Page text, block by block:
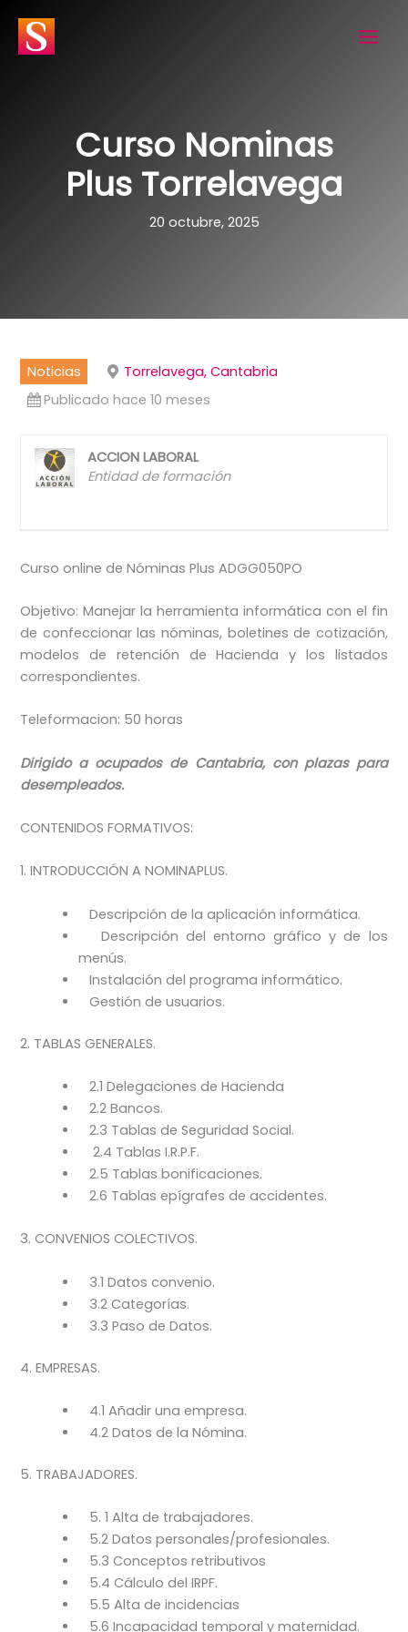
contenido
Curso Nominas
Plus Torrelavega
20 octubre, 2025
Noticias
Torrelavega, Cantabria
Publicado hace 10 meses
ACCION LABORAL
Entidad de formación
Curso online de Nóminas Plus ADGG050PO
Objetivo: Manejar la herramienta informática con el fin
de confeccionar las nóminas, boletines de cotización,
modelos de retención de Hacienda y los listados
correspondientes.
Teleformacion: 50 horas
Dirigido a ocupados de Cantabria, con plazas para
desempleados.
CONTENIDOS FORMATIVOS:
1. INTRODUCCIÓN A NOMINAPLUS.
Descripción de la aplicación informática.
Descripción del entorno gráfico y de los
menús.
Instalación del programa informático.
Gestión de usuarios.
2. TABLAS GENERALES.
2.1 Delegaciones de Hacienda
2.2 Bancos.
2.3 Tablas de Seguridad Social.
2.4 Tablas I.R.P.F.
2.5 Tablas bonificaciones.
2.6 Tablas epígrafes de accidentes.
3. CONVENIOS COLECTIVOS.
3.1 Datos convenio.
3.2 Categorías.
3.3 Paso de Datos.
4. EMPRESAS.
4.1 Añadir una empresa.
4.2 Datos de la Nómina.
5. TRABAJADORES.
5. 1 Alta de trabajadores.
5.2 Datos personales/profesionales.
5.3 Conceptos retributivos
5.4 Cálculo del IRPF.
5.5 Alta de incidencias
5.6 Incapacidad temporal y maternidad.